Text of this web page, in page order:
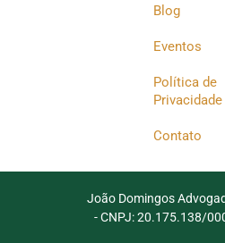
Blog
Eventos
Política de
Privacidade
Contato
João Domingos
- CNPJ: 20.175.138/